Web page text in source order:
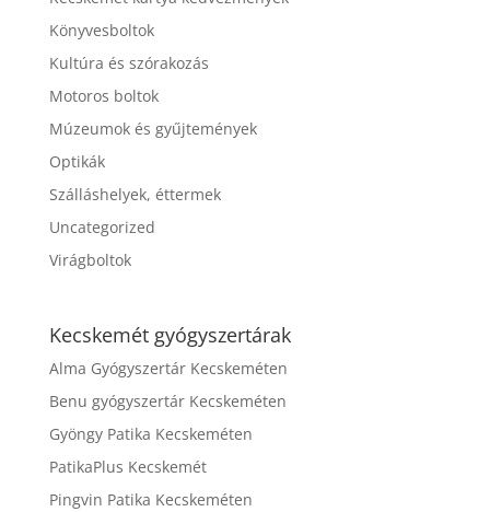
Könyvesboltok
Kultúra és szórakozás
Motoros boltok
Múzeumok és gyűjtemények
Optikák
Szálláshelyek, éttermek
Uncategorized
Virágboltok
Kecskemét gyógyszertárak
Alma Gyógyszertár Kecskeméten
Benu gyógyszertár Kecskeméten
Gyöngy Patika Kecskeméten
PatikaPlus Kecskemét
Pingvin Patika Kecskeméten